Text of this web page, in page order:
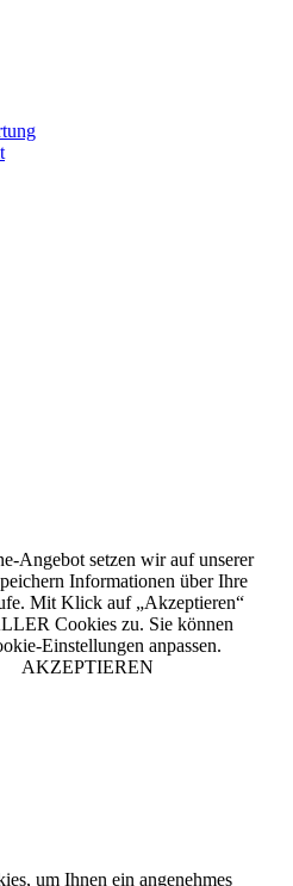
Angebot setzen wir auf unserer
Informationen über Ihre
Mit Klick auf „Akzeptieren“
Cookies zu. Sie können
Einstellungen anpassen.
AKZEPTIEREN
um Ihnen ein angenehmes